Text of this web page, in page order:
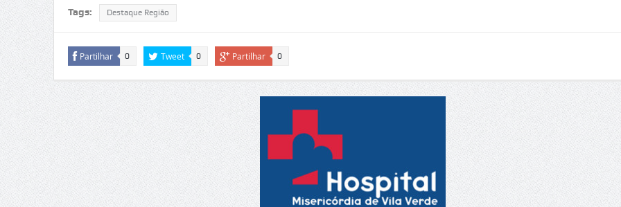
Tags: Destaque Região
Partilhar 0 Tweet 0 Partilhar 0